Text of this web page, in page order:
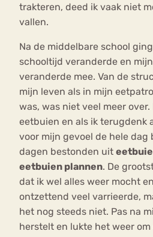
trakteren, deed ik vaak niet
vallen.
Na de middelbare school
schooltijd veranderde en
veranderde mee. Van de
mijn leven als in mijn
was, was niet veel meer
eetbuien en als ik terugdenk
voor mijn gevoel de hele dag
dagen bestonden uit
eetbuien plannen. De
dat ik wel alles weer mocht
ontzettend veel varrieerde,
het nog steeds niet. Pas na
herstelt en lukte het weer